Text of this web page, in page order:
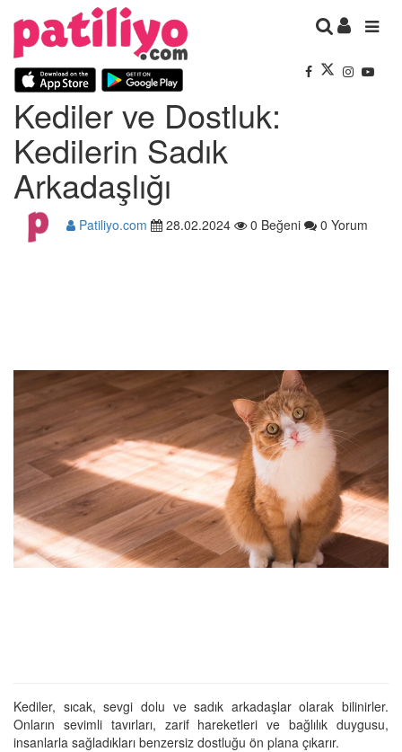
Kediler ve Dostluk:
Kedilerin Sadık
Arkadaşlığı
Patiliyo.com 28.02.2024 0 Beğeni 0 Yorum
Kediler, sıcak, sevgi dolu ve sadık arkadaşlar olarak bilinirler.
Onların sevimli tavırları, zarif hareketleri ve bağlılık duygusu,
insanlarla sağladıkları benzersiz dostluğu ön plana çıkarır.